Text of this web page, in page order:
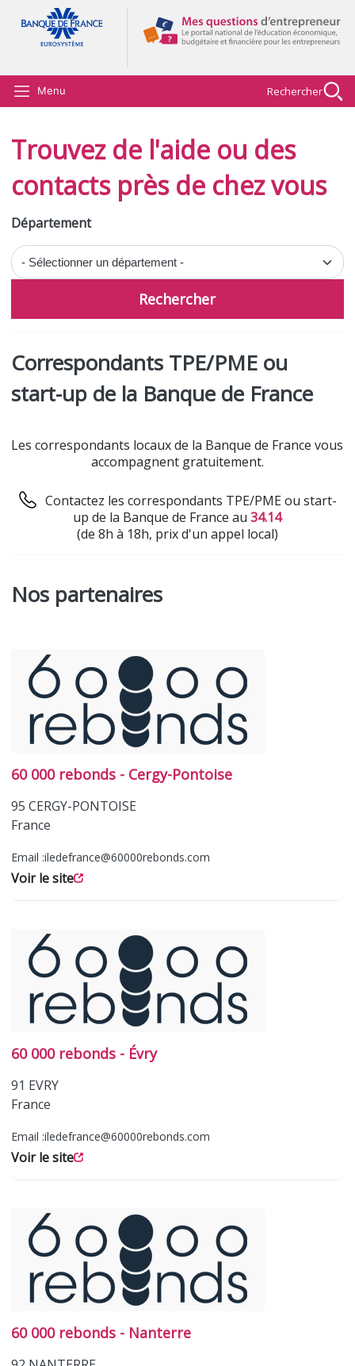
Aller au contenu principal
Menu Rechercher
Trouvez de l'aide ou des
contacts près de chez vous
Département
Rechercher
Correspondants TPE/PME ou
start-up de la Banque de France
Les correspondants locaux de la Banque de France vous
accompagnent gratuitement.
Contactez les correspondants TPE/PME ou start-
up de la Banque de France au34.14
(de 8h à 18h, prix d'un appel local)
Nos partenaires
60 000 rebonds - Cergy-Pontoise
95 CERGY-PONTOISE
France
Email :iledefrance@60000rebonds.com
Voir le site
60 000 rebonds - Évry
91 EVRY
France
Email :iledefrance@60000rebonds.com
Voir le site
60 000 rebonds - Nanterre